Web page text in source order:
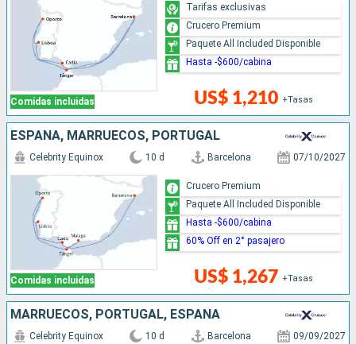
Comidas incluidas US$ 1,210 +Tasas
Tarifas exclusivas
Crucero Premium
Paquete All Included Disponible
Hasta -$600/cabina
ESPAÑA, MARRUECOS, PORTUGAL
Comidas incluidas
Celebrity Equinox 10 d Barcelona 07/10/2027
US$ 1,267 +Tasas
Crucero Premium
Paquete All Included Disponible
Hasta -$600/cabina
60% Off en 2° pasajero
MARRUECOS, PORTUGAL, ESPAÑA
Celebrity Equinox 10 d Barcelona 09/09/2027